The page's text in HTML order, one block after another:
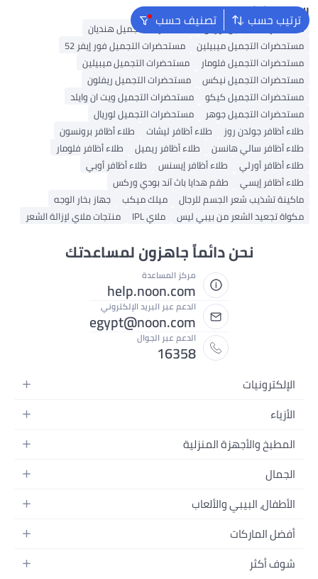
ترتيب حسب تصنيف حسب البحث الشائع
مستحضرات التجميل لوريال
مستحضرات التجميل هنديان
مستحضرات التجميل ميبيلين
مستحضرات التجميل فور إيفر 52
مستحضرات التجميل فلومار
مستحضرات التجميل ميبيلين
مستحضرات التجميل نيكس
مستحضرات التجميل ريفلون
مستحضرات التجميل كيكو
مستحضرات التجميل ويت ان وايلد
مستحضرات التجميل جوهر
مستحضرات التجميل لوريال
طلاء أظافر جولدن روز
طلاء أظافر ليشات
طلاء أظافر برونسون
طلاء أظافر سالي هانسن
طلاء أظافر ريميل
طلاء أظافر فلومار
طلاء أظافر أورلي
طلاء أظافر إيسنس
طلاء أظافر أوبي
طلاء أظافر إيسي
طقم هدايا باث آند بودي وركس
ماكينة تشذيب شعر الجسم للرجال
ميلك ميكب
جهاز بخار الوجه
مكواة تجعيد الشعر من بيبي ليس
ملاي IPL منتجات ملاي لإزالة الشعر
نحن دائماً جاهزون لمساعدتك
مركز المساعدة
help.noon.com
الدعم عبر البريد الإلكتروني
egypt@noon.com
الدعم عبر الجوال
16358
الإلكترونيات
الهواتف المتحركة
أجهزة الكمبيوتر المحمولة
الأجهزة المنزلية
التلفزيونات
سماعات الرأس
ألعاب الفيديو
الأزياء
أزياء نسائية
أزياء البنات
أزياء الأولاد
ساعات يد للنساء
النظارات
المطبخ والأجهزة المنزلية
المطبخ وأدوات الطعام
مستلزمات الحمام
ديكورات المنازل
الأدوات وتحسين المنزل
الجمال
العطور النسائية
المكياج
العناية بالشعر
الأطفال، البيبي والألعاب
عربات الأطفال وإكسسواراتها
ملابس الأطفال
أفضل الماركات
أبل
شوف أكثر